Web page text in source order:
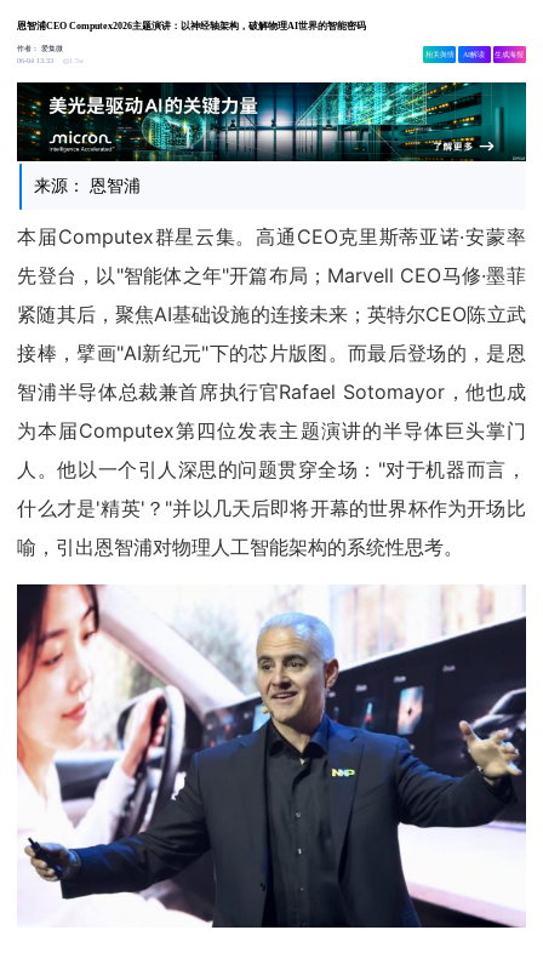
恩智浦CEO Computex2026主题演讲：以神经轴架构，破解物理AI世界的智能密码
作者：爱集微
06-04 13:33
1.5w
相关舆情 AI解读 生成海报
来源： 恩智浦
本届Computex群星云集。高通CEO克里斯蒂亚诺·安蒙率
先登台，以"智能体之年"开篇布局；Marvell CEO马修·墨菲
紧随其后，聚焦AI基础设施的连接未来；英特尔CEO陈立武
接棒，擘画"AI新纪元"下的芯片版图。而最后登场的，是恩
智浦半导体总裁兼首席执行官Rafael Sotomayor，他也成
为本届Computex第四位发表主题演讲的半导体巨头掌门
人。他以一个引人深思的问题贯穿全场："对于机器而言，
什么才是'精英'？"并以几天后即将开幕的世界杯作为开场比
喻，引出恩智浦对物理人工智能架构的系统性思考。